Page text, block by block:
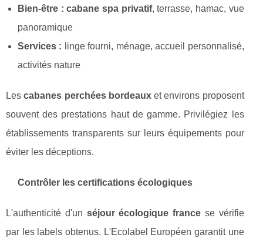
Bien-être : cabane spa privatif, terrasse, hamac, vue
panoramique
Services : linge fourni, ménage, accueil personnalisé,
activités nature
Lescabanes perchées bordeauxet environs proposent
souvent des prestations haut de gamme. Privilégiez les
établissements transparents sur leurs équipements pour
éviter les déceptions.
Contrôler les certifications écologiques
L'authenticité d'un séjour écologique france se vérifie
par les labels obtenus. L'Ecolabel Européen garantit une